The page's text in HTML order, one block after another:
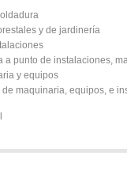
y de jardinería
punto de instalaciones,
y equipos
maquinaria, equipos, e